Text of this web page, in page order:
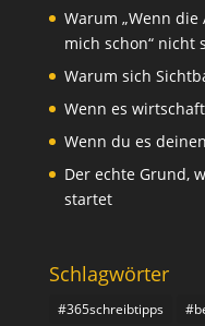
Warum „Wenn
mich schon“ nicht
Warum sich
Wenn es
Wenn du es
Der echte Grund,
startet
Schlagwörter
#365schreibtipps